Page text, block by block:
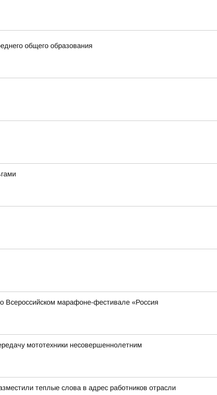
общего образования
Всероссийском марафоне-фестивале «Россия
мототехники несовершеннолетним
теплые слова в адрес работников отрасли